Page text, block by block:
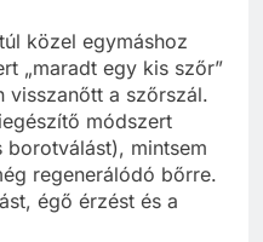
közel egymáshoz
„maradt egy kis szőr”
visszanőtt a szőrszál.
módszert
mintsem
regenerálódó bőrre.
égő érzést és a